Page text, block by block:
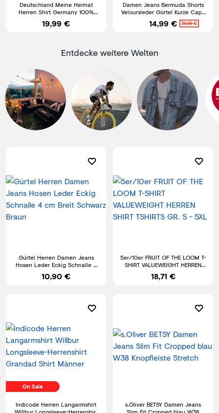
Deutschland Meine Heimat
Herren Shirt Germany 100%
Baumwolle bis 5XL
19,99 €
Damen Jeans Bermuda Shorts
Veloursleder Gürtel Kurze Capri
Hose Stretch Denim
14,99 € 39,99 €
Entdecke weitere Welten
Gürtel Herren Damen Jeans
Hosen Leder Eckig Schnalle 4
cm Breit Schwarz Braun
10,90 €
5er/10er FRUIT OF THE LOOM T-
SHIRT VALUEWEIGHT HERREN
SHIRT TSHIRTS GR. S - 5XL
18,71 €
On Sale
Indicode Herren Langarmshirt
s.Oliver BETSY Damen Jeans